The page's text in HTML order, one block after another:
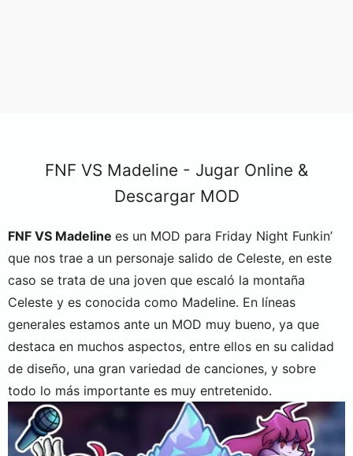
FNF VS Madeline - Jugar Online &
Descargar MOD
FNF VS Madeline es un MOD para Friday Night Funkin’
que nos trae a un personaje salido de Celeste, en este
caso se trata de una joven que escaló la montaña
Celeste y es conocida como Madeline. En líneas
generales estamos ante un MOD muy bueno, ya que
destaca en muchos aspectos, entre ellos en su calidad
de diseño, una gran variedad de canciones, y sobre
todo lo más importante es muy entretenido.